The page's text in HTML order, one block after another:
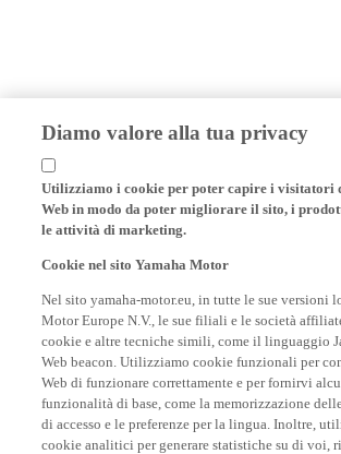
Diamo valore alla tua privacy
Utilizziamo i cookie per poter capire i visitatori
Web in modo da poter migliorare il sito, i
le attività di marketing.
Cookie nel sito Yamaha Motor
Nel sito yamaha-motor.eu, in tutte le sue versioni
Motor Europe N.V., le sue filiali e le società
cookie e altre tecniche simili, come il linguaggio
Web beacon. Utilizziamo cookie funzionali per
Web di funzionare correttamente e per fornirvi
funzionalità di base, come la memorizzazione
di accesso e le preferenze per la lingua. Inoltre,
cookie analitici per generare statistiche su di voi,